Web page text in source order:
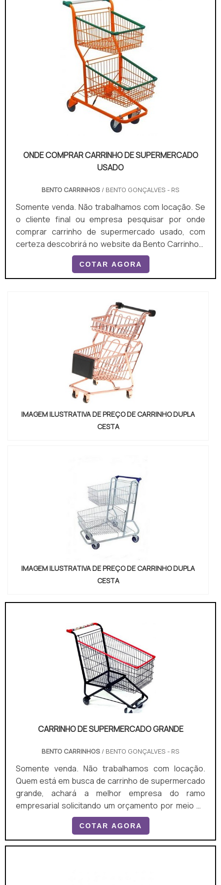
ONDE COMPRAR CARRINHO DE SUPERMERCADO
USADO
BENTO CARRINHOS / BENTO GONÇALVES - RS
Somente venda. Não trabalhamos com locação. Se
o cliente final ou empresa pesquisar por onde
comprar carrinho de supermercado usado, com
certeza descobrirá no website da Bento Carrinhos.
Elaborando um orçamento detalhado na maior vitrine
da indústria e achando a líder em qualidade, a
aquisição é mais segura. MAIS SOBRE ONDE
Quem busca por onde comprar carrinho de
supermercado usado em uma empres...
COTAR AGORA
IMAGEM ILUSTRATIVA DE PREÇO DE CARRINHO DUPLA
CESTA
IMAGEM ILUSTRATIVA DE PREÇO DE CARRINHO DUPLA
CESTA
CARRINHO DE SUPERMERCADO GRANDE
BENTO CARRINHOS / BENTO GONÇALVES - RS
Somente venda. Não trabalhamos com locação.
Quem está em busca de carrinho de supermercado
grande, achará a melhor empresa do ramo
empresarial solicitando um orçamento por meio da
plataforma de divulgação das indústrias e
conhecendo a líder do segmento. UM POUCO MAIS
SOBRE O CARRINHO DE SUPERMERCADO GRANDE
COTAR AGORA